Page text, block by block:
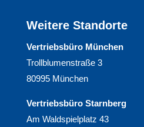
Weitere Standorte
Vertriebsbüro München
Trollblumenstraße 3
80995 München
Vertriebsbüro Starnberg
Am Waldspielplatz 43